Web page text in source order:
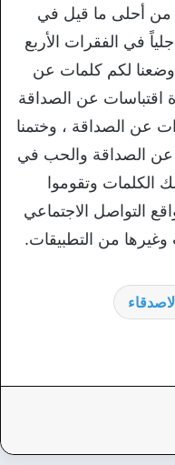
أحلى ما قيل في
في الفقرات الأربع
وضعنا لكم كلمات عن
اقتباسات عن الصداقة
عن الصداقة ، وختمنا
عن الصداقة والحب في
الكلمات وتقوموا
التواصل الاجتماعي
من التطبيقات.